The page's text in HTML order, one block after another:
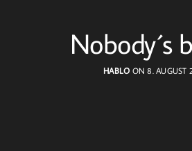
Nobody´s
HABLO ON 8. AUGUST